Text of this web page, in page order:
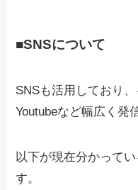
■SNSについて
SNSも活用しており
Youtubeなど幅広く発
以下が現在分かって
す。